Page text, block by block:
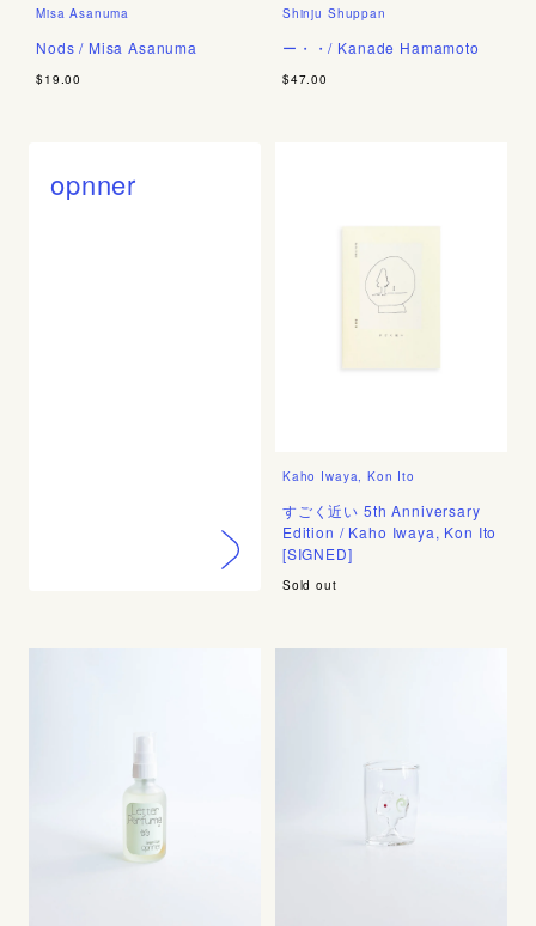
Misa Asanuma
Nods / Misa Asanuma
$19.00
Shinju Shuppan
ー・・/ Kanade Hamamoto
$47.00
opnner
Kaho Iwaya, Kon Ito
すごく近い 5th Anniversary
Edition / Kaho Iwaya, Kon Ito
[SIGNED]
Sold out